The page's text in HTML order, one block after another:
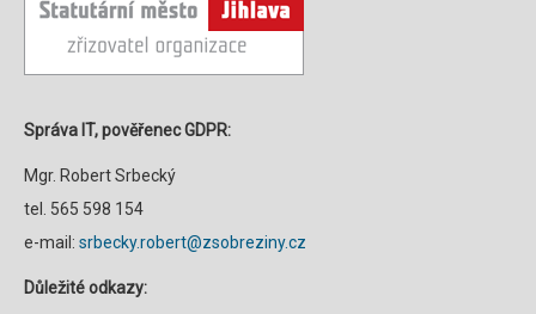
Správa IT, pověřenec GDPR:
Mgr. Robert Srbecký
tel. 565 598 154
e-mail: srbecky.robert@zsobreziny.cz
Důležité odkazy: